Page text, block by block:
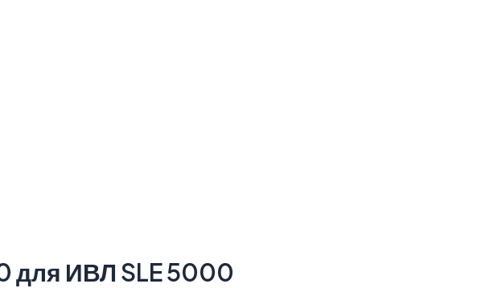
для ИВЛ SLE 5000